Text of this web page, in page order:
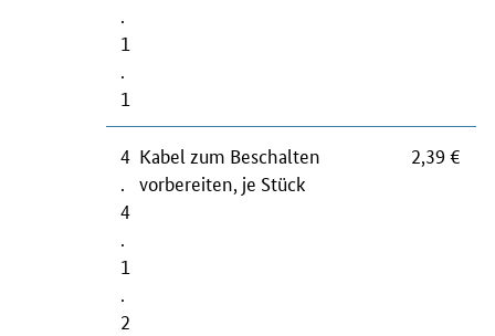
.
1
.
1
4
.
4
.
1
.
2
Kabel zum Beschalten
vorbereiten, je Stück
2,39 €